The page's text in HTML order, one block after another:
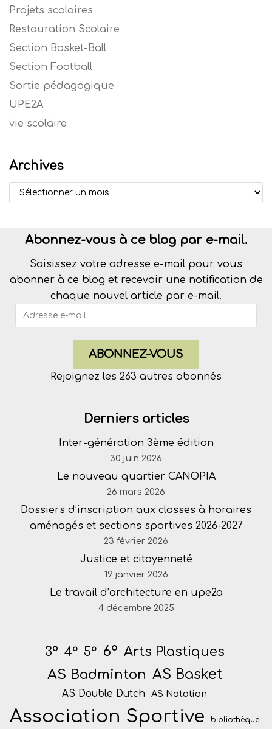
Projets scolaires
Restauration Scolaire
Section Basket-Ball
Section Football
Sortie pédagogique
UPE2A
vie scolaire
Archives
Abonnez-vous à ce blog par e-mail.
Saisissez votre adresse e-mail pour vous
abonner à ce blog et recevoir une notification de
chaque nouvel article par e-mail.
ABONNEZ-VOUS
Rejoignez les 263 autres abonnés
Derniers articles
Inter-génération 3ème édition
30 juin 2026
Le nouveau quartier CANOPIA
26 mars 2026
Dossiers d’inscription aux classes à horaires
aménagés et sections sportives 2026-2027
23 février 2026
Justice et citoyenneté
19 janvier 2026
Le travail d’architecture en upe2a
4 décembre 2025
3° 4° 5° 6° Arts Plastiques
AS Badminton AS Basket
AS Double Dutch AS Natation
Association Sportive bibliothèque